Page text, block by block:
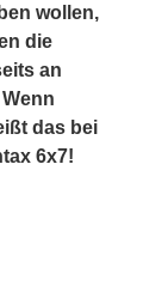
wollen,
die
an
das bei
6x7!